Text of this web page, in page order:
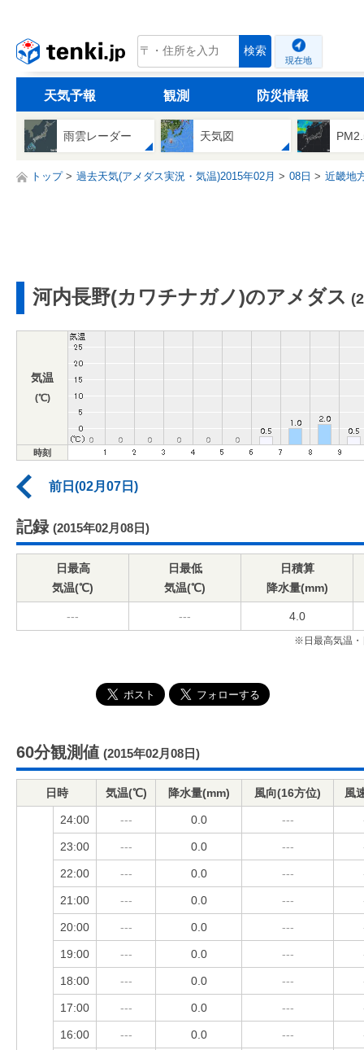
tenki.jp 検索
現在地
天気予報 観測 防災情報
雨雲レーダー 天気図
トップ 過去天気(アメダス実況・気温)2015年02月 08日 近畿地
河内長野(カワチナガノ)のアメダス
気温
(℃)
時刻
前日(02月07日)
記録 (2015年02月08日)
日最高
気温(℃)
日最低
気温(℃)
日積算
降水量(mm)
--- --- 4.0
※日最高気温・
60分観測値 (2015年02月08日)
日時 気温(℃) 降水量(mm) 風向(16方位) 風
24:00 --- 0.0 ---
23:00 --- 0.0 ---
22:00 --- 0.0 ---
21:00 --- 0.0 ---
20:00 --- 0.0 ---
19:00 --- 0.0 ---
18:00 --- 0.0 ---
17:00 --- 0.0 ---
16:00 --- 0.0 ---